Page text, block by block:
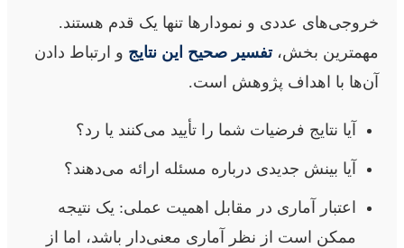
خروجی‌های عددی و نمودارها تنها یک قدم هستند.
مهمترین بخش،تفسیر صحیح این نتایج و ارتباط دادن
آن‌ها با اهداف پژوهش است.
آیا نتایج فرضیات شما را تأیید می‌کنند یا رد؟
آیا بینش جدیدی درباره مسئله ارائه می‌دهند؟
اعتبار آماری در مقابل اهمیت عملی: یک نتیجه
ممکن است از نظر آماری معنی‌دار باشد، اما از